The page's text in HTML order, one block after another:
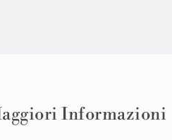
Informazioni